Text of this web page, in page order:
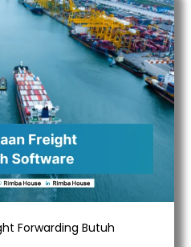
Forwarding Butuh